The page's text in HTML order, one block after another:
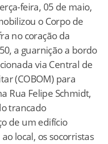
feira, 05 de maio,
o Corpo de
no coração da
a guarnição a bordo
via Central de
(COBOM) para
Rua Felipe Schmidt,
trancado
de um edifício
local, os socorristas